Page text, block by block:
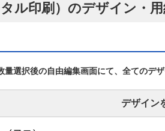
ル印刷）のデザイン・
量選択後の自由編集画面にて、全てのデ
デザイン